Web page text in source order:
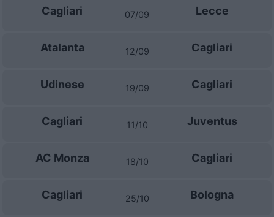
Cagliari 07/09 Lecce
Atalanta 12/09 Cagliari
Udinese 19/09 Cagliari
Cagliari 11/10 Juventus
AC Monza 18/10 Cagliari
Cagliari 25/10 Bologna